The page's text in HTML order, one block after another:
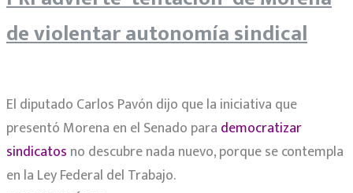
de violentar autonomía sindical
El diputado Carlos Pavón dijo que la iniciativa que
presentó Morena en el Senado para democratizar
sindicatos no descubre nada nuevo, porque se contempla
en la Ley Federal del Trabajo.